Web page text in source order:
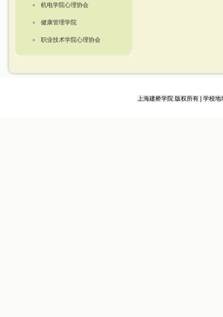
机电学院心理协会
健康管理学院
职业技术学院心理协会
上海建桥学院 版权所有 | 学校